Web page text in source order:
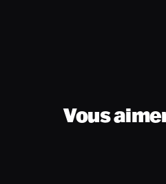
Vous